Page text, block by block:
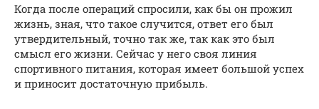
Когда после операций спросили, как бы он прожил
жизнь, зная, что такое случится, ответ его был
утвердительный, точно так же, так как это был
смысл его жизни. Сейчас у него своя линия
спортивного питания, которая имеет большой успех
и приносит достаточную прибыль.